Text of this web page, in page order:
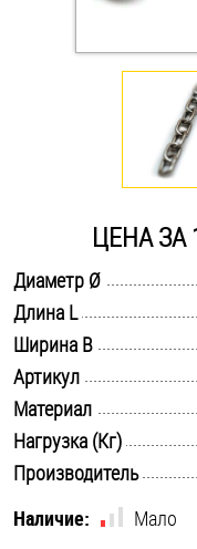
Крюки, кольца
Оснастка и
Саморезы и
Стопорные
Такелаж
Хомуты
ЦЕНА ЗА
Диаметр Ø
Длина L
Ширина B
Артикул
Материал
Нагрузка (Кг)
Производитель
Наличие:
Мало